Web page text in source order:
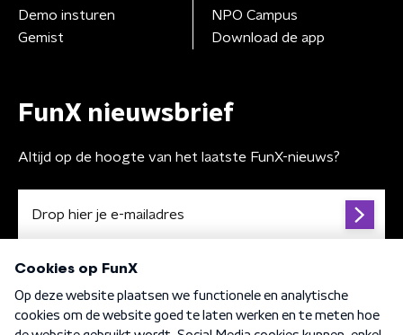
Demo insturen
Gemist
NPO Campus
Download de app
FunX nieuwsbrief
Altijd op de hoogte van het laatste FunX-nieuws?